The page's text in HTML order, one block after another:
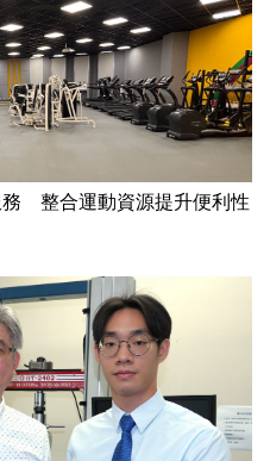
務 整合運動資源提升便利性